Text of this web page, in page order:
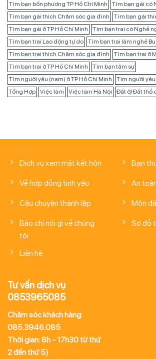
Tìm bạn bốn phương TP Hồ Chí Minh
Tìm bạn gái có
Tìm bạn gái thích Chăm sóc gia đình
Tìm bạn gái
Tìm bạn gái ở TP Hồ Chí Minh
Tìm bạn trai có Nghề
Tìm bạn trai Lao động tự do
Tìm bạn trai làm nghề
Tìm bạn trai thích Chăm sóc gia đình
Tìm bạn trai ở
Tìm bạn trai ở TP Hồ Chí Minh
Tìm bạn tâm sự
Tìm người yêu (nam) ở TP Hồ Chí Minh
Tìm người yêu
Tổng Hợp
Việc làm Việc làm Hà Nội Đất ở/ Đất thổ
Dịch vụ xem mặt kết hôn
Về hợp đồng tình yêu
Câu chuyện thành lập
Báo chí nói gì về chúng
tôi
Liên hệ
Bạn
An
Môn
Sơ đồ
Tư vấn dịch vụ
0853965085
Chăm sóc khách hàng:
085.3946.085
Thời gian: 8h - 17h30 từ thứ
2 đến thứ 5)